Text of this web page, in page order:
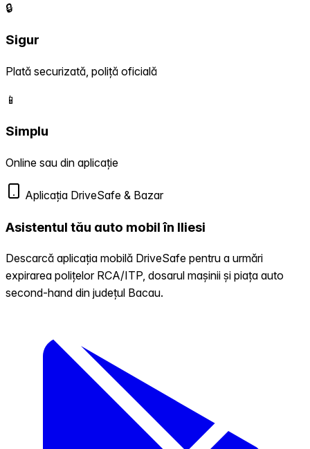
🔒
Sigur
Plată securizată, poliță oficială
📱
Simplu
Online sau din aplicație
Aplicația DriveSafe & Bazar
Asistentul tău auto mobil în Iliesi
Descarcă aplicația mobilă DriveSafe pentru a urmări
expirarea polițelor RCA/ITP, dosarul mașinii și piața auto
second-hand din județul Bacau.